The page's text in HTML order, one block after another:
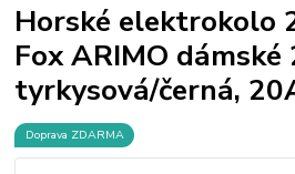
Horské elektrokolo
Fox ARIMO dámské
tyrkysová/černá,
Doprava ZDARMA